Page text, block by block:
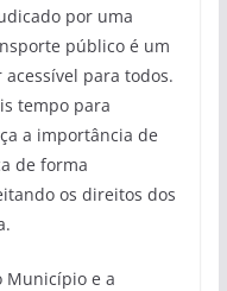
por uma
público é um
para todos.
tempo para
a importância de
de forma
os direitos dos
Município e a